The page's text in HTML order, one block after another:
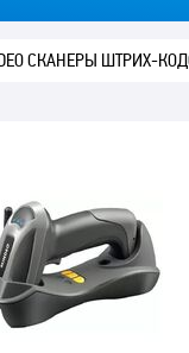
СКАНЕРЫ ШТРИХ-